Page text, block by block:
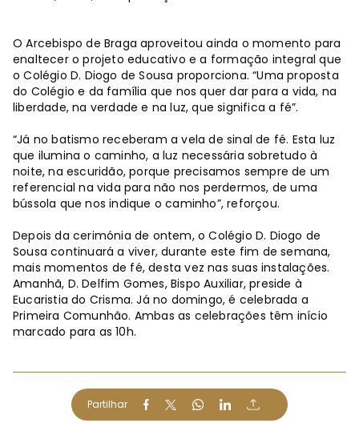
O Arcebispo de Braga aproveitou ainda o momento para
enaltecer o projeto educativo e a formação integral que
o Colégio D. Diogo de Sousa proporciona. “Uma proposta
do Colégio e da família que nos quer dar para a vida, na
liberdade, na verdade e na luz, que significa a fé”.
“Já no batismo receberam a vela de sinal de fé. Esta luz
que ilumina o caminho, a luz necessária sobretudo à
noite, na escuridão, porque precisamos sempre de um
referencial na vida para não nos perdermos, de uma
bússola que nos indique o caminho”, reforçou.
Depois da cerimónia de ontem, o Colégio D. Diogo de
Sousa continuará a viver, durante este fim de semana,
mais momentos de fé, desta vez nas suas instalações.
Amanhã, D. Delfim Gomes, Bispo Auxiliar, preside à
Eucaristia do Crisma. Já no domingo, é celebrada a
Primeira Comunhão. Ambas as celebrações têm início
marcado para as 10h.
Partilhar